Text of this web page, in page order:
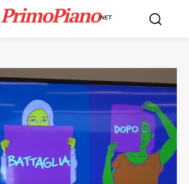
PrimoPianoNET